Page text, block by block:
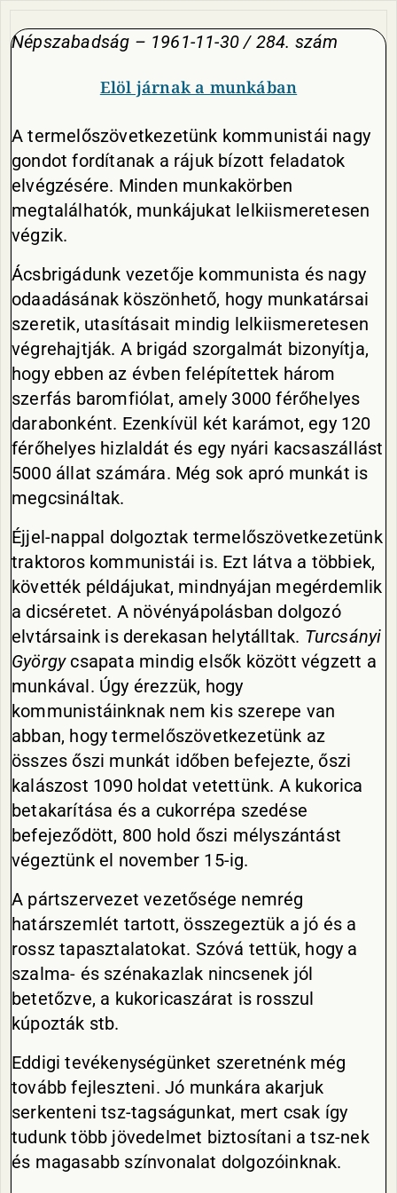
Népszabadság – 1961-11-30 / 284. szám
Elöl járnak a munkában
A termelőszövetkezetünk kommunistái nagy
gondot fordítanak a rájuk bízott feladatok
elvégzésére. Minden munkakörben
megtalálhatók, munkájukat lelkiismeretesen
végzik.
Ácsbrigádunk vezetője kommunista és nagy
odaadásának köszönhető, hogy munkatársai
szeretik, utasításait mindig lelkiismeretesen
végrehajtják. A brigád szorgalmát bizonyítja,
hogy ebben az évben felépítettek három
szerfás baromfiólat, amely 3000 férőhelyes
darabonként. Ezenkívül két karámot, egy 120
férőhelyes hizlaldát és egy nyári kacsaszállást
5000 állat számára. Még sok apró munkát is
megcsináltak.
Éjjel-nappal dolgoztak termelőszövetkezetünk
traktoros kommunistái is. Ezt látva a többiek,
követték példájukat, mindnyájan megérdemlik
a dicséretet. A növényápolásban dolgozó
elvtársaink is derekasan helytálltak. Turcsányi
Györgycsapata mindig elsők között végzett a
munkával. Úgy érezzük, hogy
kommunistáinknak nem kis szerepe van
abban, hogy termelőszövetkezetünk az
összes őszi munkát időben befejezte, őszi
kalászost 1090 holdat vetettünk. A kukorica
betakarítása és a cukorrépa szedése
befejeződött, 800 hold őszi mélyszántást
végeztünk el november 15-ig.
A pártszervezet vezetősége nemrég
határszemlét tartott, összegeztük a jó és a
rossz tapasztalatokat. Szóvá tettük, hogy a
szalma- és szénakazlak nincsenek jól
betetőzve, a kukoricaszárat is rosszul
kúpozták stb.
Eddigi tevékenységünket szeretnénk még
tovább fejleszteni. Jó munkára akarjuk
serkenteni tsz-tagságunkat, mert csak így
tudunk több jövedelmet biztosítani a tsz-nek
és magasabb színvonalat dolgozóinknak.